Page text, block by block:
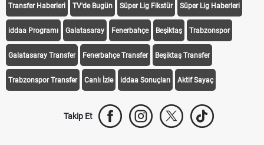
Transfer Haberleri TV'de Bugün Süper Lig Fikstür Süper Lig Haberleri
iddaa Programı Galatasaray Fenerbahçe Beşiktaş Trabzonspor
Galatasaray Transfer Fenerbahçe Transfer Beşiktaş Transfer
Trabzonspor Transfer Canlı İzle iddaa Sonuçları Aktif Sayaç
Takip Et